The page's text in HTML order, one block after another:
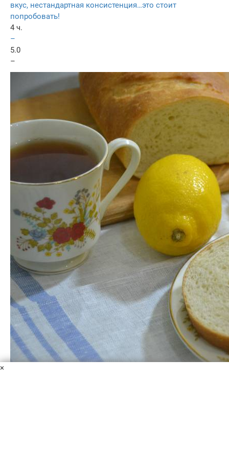
вкус, нестандартная консистенция…это стоит
попробовать!
4 ч.
–
5.0
–
×